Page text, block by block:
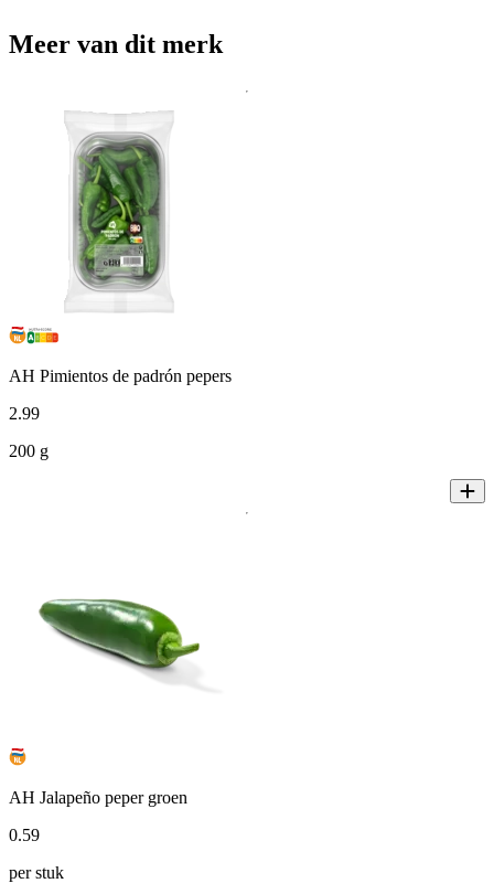
Meer van dit merk
AH Pimientos de padrón pepers
2.99
200 g
AH Jalapeño peper groen
0.59
per stuk